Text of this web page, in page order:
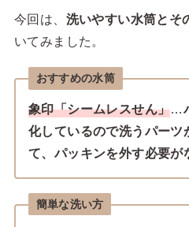
今回は、 洗いやすい水筒とそ
いてみました。
おすすめの水筒
象印「シームレスせん」…
化しているので洗うパーツ
て、パッキンを外す必要が
簡単な洗い方